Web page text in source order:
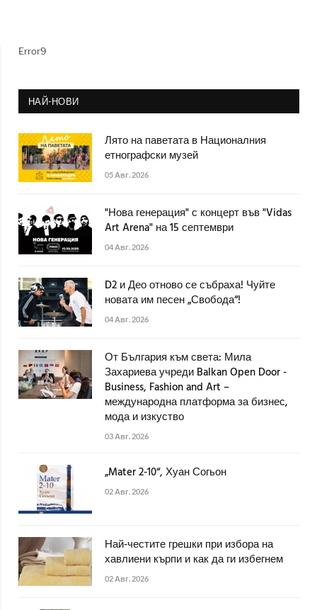
Error9
НАЙ-НОВИ
Лято на паветата в Националния
етнографски музей
05 Авг. 2026
"Нова генерация" с концерт във "Vidas
Art Arena" на 15 септември
04 Авг. 2026
D2 и Део отново се събраха! Чуйте
новата им песен „Свобода“!
04 Авг. 2026
От България към света: Мила
Захариева учреди Balkan Open Door -
Business, Fashion and Art –
международна платформа за бизнес,
мода и изкуство
03 Авг. 2026
„Mater 2-10“, Хуан Согьон
02 Авг. 2026
Най-честите грешки при избора на
хавлиени кърпи и как да ги избегнем
02 Авг. 2026